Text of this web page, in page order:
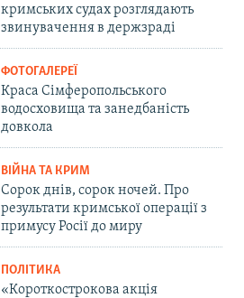
кримських судах розглядають
звинувачення в держзраді
ФОТОГАЛЕРЕЇ
Краса Сімферопольського
водосховища та занедбаність
довкола
ВІЙНА ТА КРИМ
Сорок днів, сорок ночей. Про
результати кримської операції з
примусу Росії до миру
ПОЛІТИКА
«Короткострокова акція